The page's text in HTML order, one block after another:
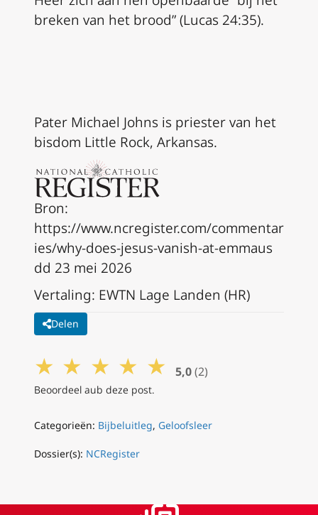
breken van het brood” (Lucas 24:35).
Pater Michael Johns is priester van het
bisdom Little Rock, Arkansas.
Bron:
https://www.ncregister.com/commentar
ies/why-does-jesus-vanish-at-emmaus
dd 23 mei 2026
Vertaling: EWTN Lage Landen (HR)
Delen
★ ★ ★ ★ ★ 5,0 (2)
Beoordeel aub deze post.
Categorieën: Bijbeluitleg, Geloofsleer
Dossier(s): NCRegister